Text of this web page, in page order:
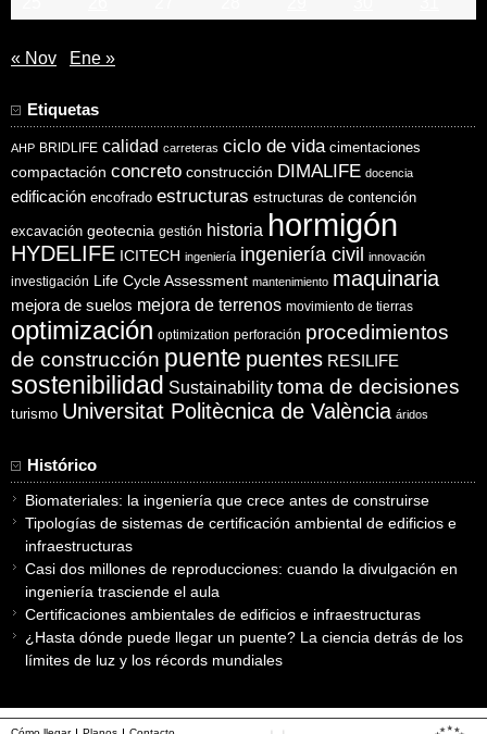
« Nov Ene »
Etiquetas
AHP BRIDLIFE calidad carreteras ciclo de vida cimentaciones
compactación concreto construcción DIMALIFE docencia
edificación encofrado estructuras estructuras de contención
excavación geotecnia gestión historia hormigón
HYDELIFE ICITECH ingeniería ingeniería civil innovación
investigación Life Cycle Assessment mantenimiento maquinaria
mejora de suelos mejora de terrenos movimiento de tierras
optimización optimization perforación procedimientos
de construcción puente puentes RESILIFE
sostenibilidad Sustainability toma de decisiones
turismo Universitat Politècnica de València áridos
Histórico
Biomateriales: la ingeniería que crece antes de construirse
Tipologías de sistemas de certificación ambiental de edificios e
infraestructuras
Casi dos millones de reproducciones: cuando la divulgación en
ingeniería trasciende el aula
Certificaciones ambientales de edificios e infraestructuras
¿Hasta dónde puede llegar un puente? La ciencia detrás de los
límites de luz y los récords mundiales